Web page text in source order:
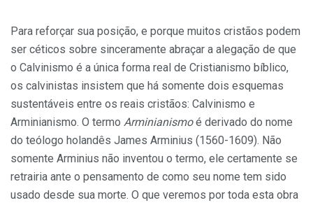
Para reforçar sua posição, e porque muitos cristãos podem
ser céticos sobre sinceramente abraçar a alegação de que
o Calvinismo é a única forma real de Cristianismo bíblico,
os calvinistas insistem que há somente dois esquemas
sustentáveis entre os reais cristãos: Calvinismo e
Arminianismo. O termo Arminianismoé derivado do nome
do teólogo holandês James Arminius (1560-1609). Não
somente Arminius não inventou o termo, ele certamente se
retrairia ante o pensamento de como seu nome tem sido
usado desde sua morte. O que veremos por toda esta obra